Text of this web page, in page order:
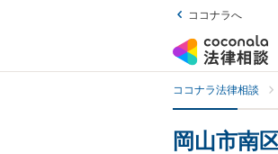
ココナラへ
ココナラ法律相談
岡山市南